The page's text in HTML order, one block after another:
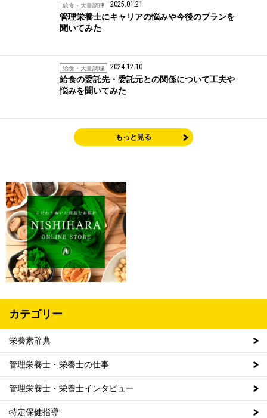
給食・大量調理 2025.01.21
管理栄養士にキャリアの悩みや今後のプランを
聞いてみた
給食・大量調理 2024.12.10
給食の委託先・委託元との関係について工夫や
悩みを聞いてみた
もっと見る
カテゴリー
栄養素辞典
管理栄養士・栄養士の仕事
管理栄養士・栄養士インタビュー
特定保健指導